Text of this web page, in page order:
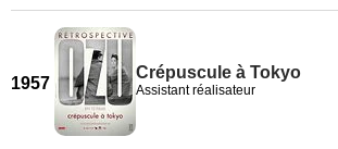
1957
Crépuscule à Tokyo
Assistant réalisateur